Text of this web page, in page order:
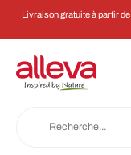
Livraison gratuite à partir de